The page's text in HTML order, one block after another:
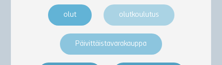
olut olutkoulutus
Päivittäistavarakauppa